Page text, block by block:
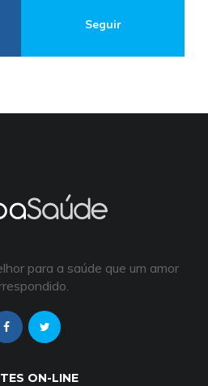
Seguir
para a saúde que um amor
ON-LINE